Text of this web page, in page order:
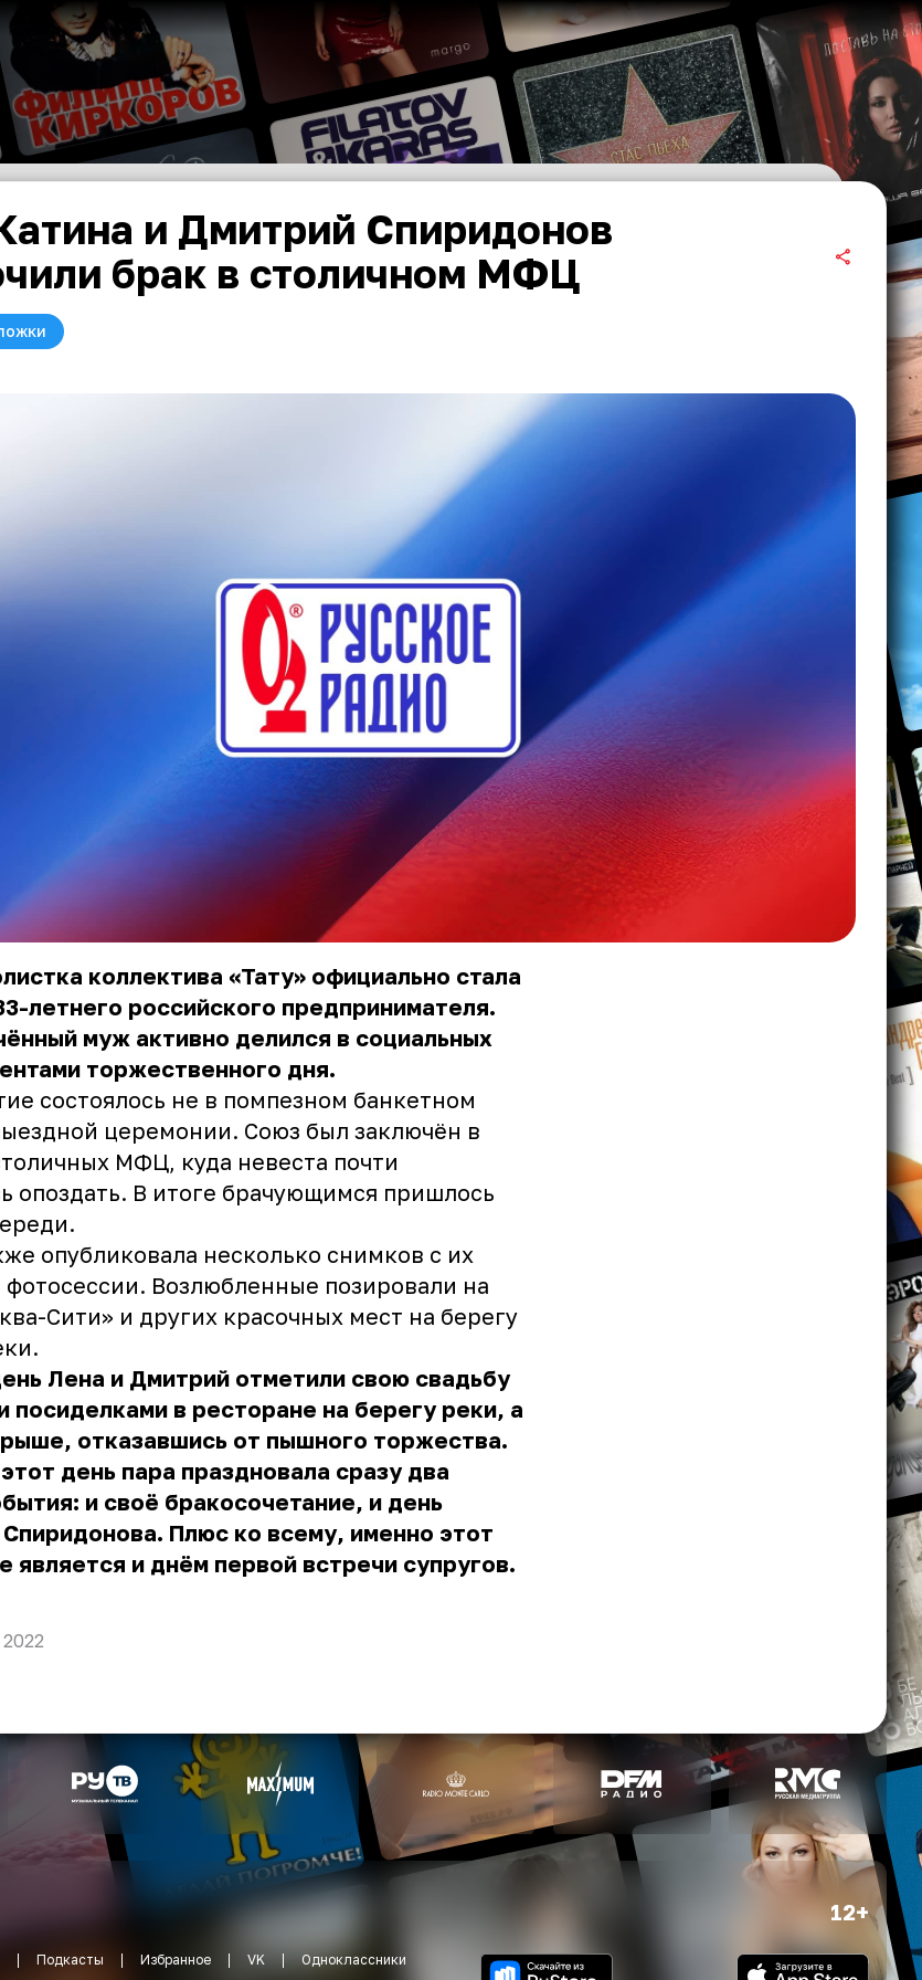
и Дмитрий Спиридонов
брак в столичном МФЦ
коллектива «Тату» официально стала
летнего российского предпринимателя.
муж активно делился в социальных
торжественного дня.
состоялось не в помпезном банкетном
церемонии. Союз был заключён в
МФЦ, куда невеста почти
опоздать. В итоге брачующимся пришлось
опубликовала несколько снимков с их
фотосессии. Возлюбленные позировали на
Сити» и других красочных мест на берегу
Лена и Дмитрий отметили свою свадьбу
посиделками в ресторане на берегу реки, а
отказавшись от пышного торжества.
день пара праздновала сразу два
и своё бракосочетание, и день
Плюс ко всему, именно этот
является и днём первой встречи супругов.
12+
Подкасты Избранное VK Одноклассники